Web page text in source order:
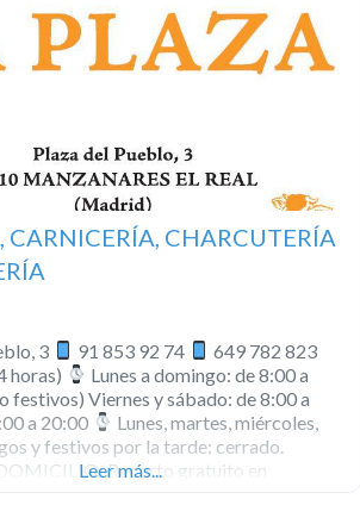
CARNICERÍA, CHARCUTERÍA
3 91 853 92 74
649 782 823
horas)
Lunes a domingo: de 8:00 a
festivos) Viernes y sábado: de 8:00 a
a 20:00
Lunes, martes, miércoles,
y festivos por la tarde: cerrado.
Reparto gratuito en
Leer más...